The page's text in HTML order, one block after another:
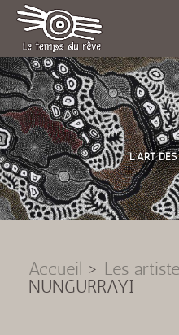
L'ART
Accueil > Les
NUNGURRAYI